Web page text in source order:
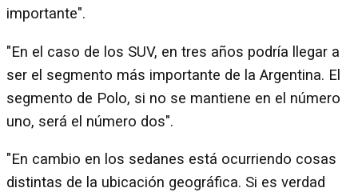
importante".
"En el caso de los SUV, en tres años podría llegar a
ser el segmento más importante de la Argentina. El
segmento de Polo, si no se mantiene en el número
uno, será el número dos".
"En cambio en los sedanes está ocurriendo cosas
distintas de la ubicación geográfica. Si es verdad